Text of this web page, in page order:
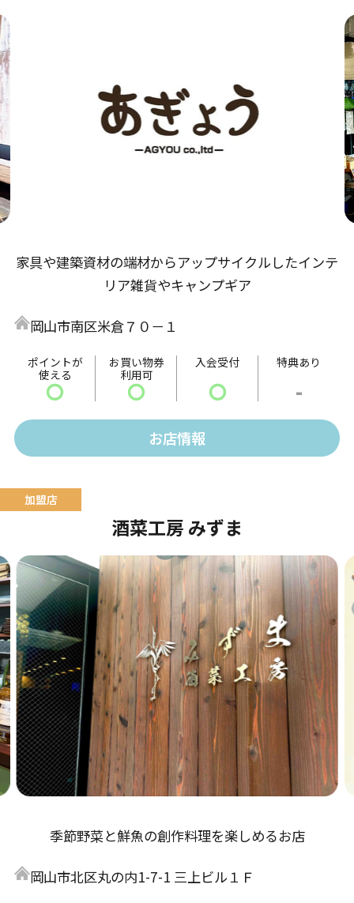
家具や建築資材の端材からアップサイクルしたインテ
リア雑貨やキャンプギア
岡山市南区米倉７０－１
ポイントが
使える
〇
お買い物券
利用可
〇
入会受付
〇
特典あり
-
お店情報
酒菜工房 みずま
季節野菜と鮮魚の創作料理を楽しめるお店
岡山市北区丸の内1-7-1 三上ビル１Ｆ